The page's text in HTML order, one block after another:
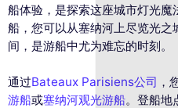
船体验，是探索这座城市灯光
船，您可以从塞纳河上尽览光
间，是游船中尤为难忘的时刻。
通过Bateaux Parisiens公司 ，
游船或塞纳河观光游船。登船地